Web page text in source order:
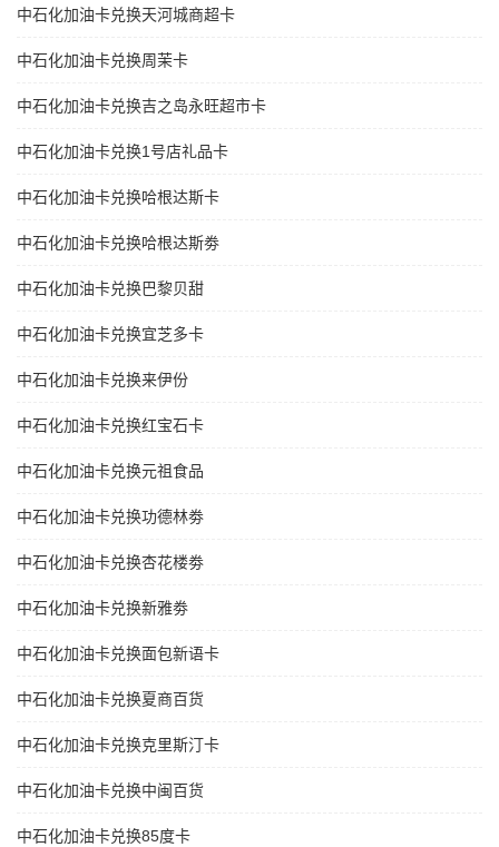
中石化加油卡兑换天河城商超卡
中石化加油卡兑换周茉卡
中石化加油卡兑换吉之岛永旺超市卡
中石化加油卡兑换1号店礼品卡
中石化加油卡兑换哈根达斯卡
中石化加油卡兑换哈根达斯劵
中石化加油卡兑换巴黎贝甜
中石化加油卡兑换宜芝多卡
中石化加油卡兑换来伊份
中石化加油卡兑换红宝石卡
中石化加油卡兑换元祖食品
中石化加油卡兑换功德林劵
中石化加油卡兑换杏花楼劵
中石化加油卡兑换新雅劵
中石化加油卡兑换面包新语卡
中石化加油卡兑换夏商百货
中石化加油卡兑换克里斯汀卡
中石化加油卡兑换中闽百货
中石化加油卡兑换85度卡